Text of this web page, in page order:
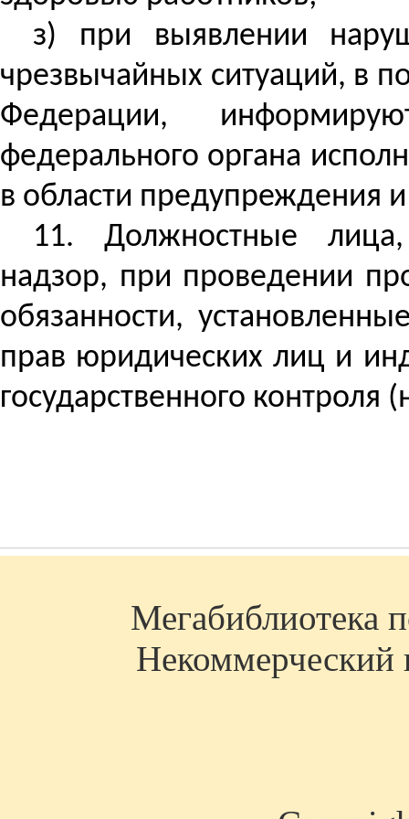
з) при выявлении
чрезвычайных ситуаций, в
Федерации,
федерального органа
в области предупреждения
11. Должностные лица,
надзор, при проведении
обязанности,
прав юридических лиц и
государственного
Мегабиблиотека
Некоммерческий